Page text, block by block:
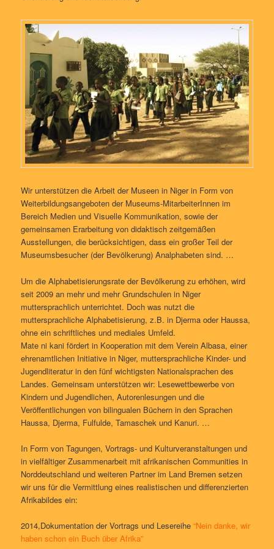
Wir unterstützen die Arbeit der Museen in Niger in Form von
Weiterbildungsangeboten der Museums-MitarbeiterInnen im
Bereich Medien und Visuelle Kommunikation, sowie der
gemeinsamen Erarbeitung von didaktisch zeitgemäßen
Ausstellungen, die berücksichtigen, dass ein großer Teil der
Museumsbesucher (der Bevölkerung) Analphabeten sind. …
Um die Alphabetisierungsrate der Bevölkerung zu erhöhen, wird
seit 2009 an mehr und mehr Grundschulen in Niger
muttersprachlich unterrichtet. Doch was nutzt die
muttersprachliche Alphabetisierung, z.B. in Djerma oder Haussa,
ohne ein schriftliches und mediales Umfeld.
Mate ni kani fördert in Kooperation mit dem Verein Albasa, einer
ehrenamtlichen Initiative in Niger, muttersprachliche Kinder- und
Jugendliteratur in den fünf wichtigsten Nationalsprachen des
Landes. Gemeinsam unterstützen wir: Lesewettbewerbe von
Kindern und Jugendlichen, Autorenlesungen und die
Veröffentlichungen von bilingualen Büchern in den Sprachen
Haussa, Djerma, Fulfulde, Tamaschek und Kanuri. …
In Form von Tagungen, Vortrags- und Kulturveranstaltungen und
in vielfältiger Zusammenarbeit mit afrikanischen Communities in
Norddeutschland und weiteren Partner im Land Bremen setzen
wir uns für die Vermittlung eines realistischen und differenzierten
Afrikabildes ein:
2014,Dokumentation der Vortrags und Lesereihe“Nein danke, wir
haben schon ein Buch über Afrika”